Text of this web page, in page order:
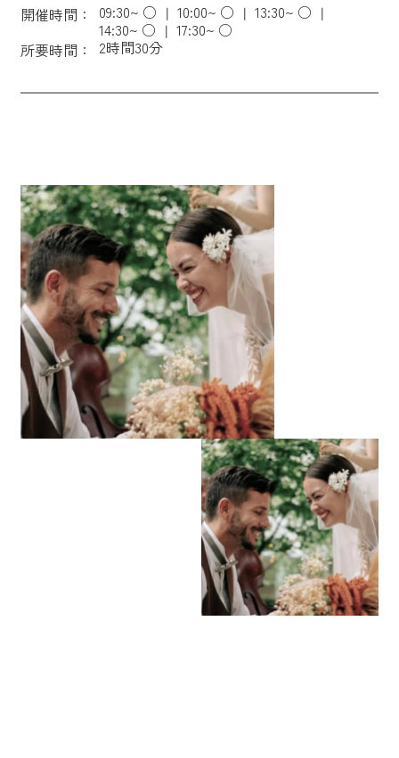
開催時間： 09:30~ ○ 10:00~ ○
13:30~ ○
14:30~ ○
17:30~ ○
所要時間：
2時間30分